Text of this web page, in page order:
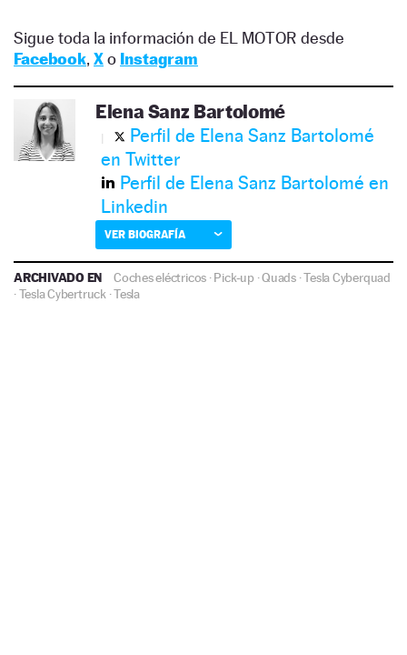
Sigue toda la información de EL MOTOR desde
Facebook, Xo Instagram
Elena Sanz Bartolomé
Perfil de Elena Sanz Bartolomé
en Twitter
Perfil de Elena Sanz Bartolomé en
Linkedin
VER BIOGRAFÍA
ARCHIVADO EN Coches eléctricos ·Pick-up ·Quads·Tesla Cyberquad
·Tesla Cybertruck ·Tesla